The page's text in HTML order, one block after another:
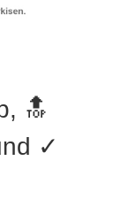
🔝
✓